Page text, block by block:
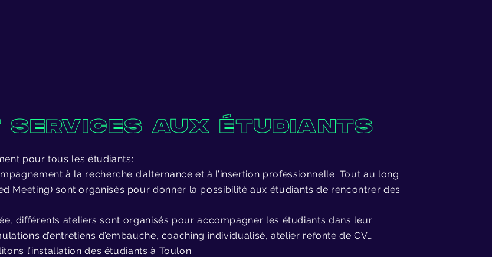
SERVICES AUX ÉTUDIANTS
pour tous les étudiants:
à la recherche d’alternance et à l’insertion professionnelle. Tout au long
Meeting) sont organisés pour donner la possibilité aux étudiants de rencontrer des
différents ateliers sont organisés pour accompagner les étudiants dans leur
d’entretiens d’embauche, coaching individualisé, atelier refonte de CV…
l’installation des étudiants à Toulon